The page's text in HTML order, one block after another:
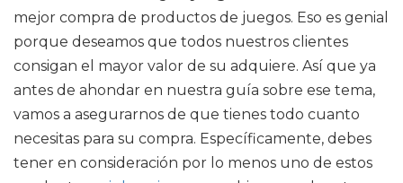
mejor compra de productos de juegos. Eso es genial
porque deseamos que todos nuestros clientes
consigan el mayor valor de su adquiere. Así que ya
antes de ahondar en nuestra guía sobre ese tema,
vamos a asegurarnos de que tienes todo cuanto
necesitas para su compra. Específicamente, debes
tener en consideración por lo menos uno de estos